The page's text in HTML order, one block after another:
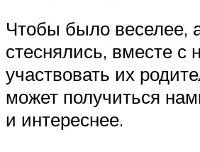
Чтобы было веселее,
стеснялись, вместе с
участвовать их
может получиться
и интереснее.